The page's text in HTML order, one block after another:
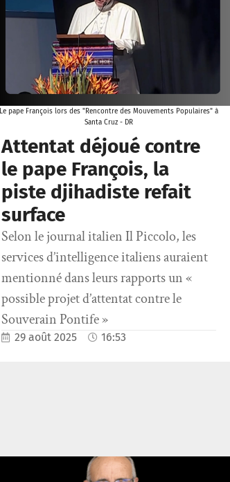
Le pape François lors des "Rencontre des Mouvements Populaires" à
Santa Cruz - DR
Attentat déjoué contre
le pape François, la
piste djihadiste refait
surface
Selon le journal italien Il Piccolo, les
services d’intelligence italiens auraient
mentionné dans leurs rapports un «
possible projet d’attentat contre le
Souverain Pontife »
29 août 2025 16:53